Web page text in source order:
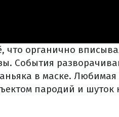
органично
События
в маске.
пародий и шуток